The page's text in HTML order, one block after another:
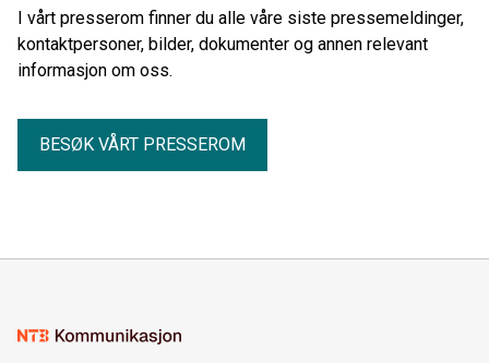
I vårt presserom finner du alle våre siste pressemeldinger,
kontaktpersoner, bilder, dokumenter og annen relevant
informasjon om oss.
BESØK VÅRT PRESSEROM